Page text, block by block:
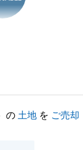
の 土地 を ご売却